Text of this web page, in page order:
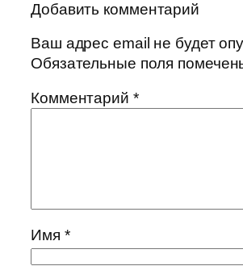
Добавить комментарий
Ваш адрес email не будет
Обязательные поля
Комментарий *
Имя *